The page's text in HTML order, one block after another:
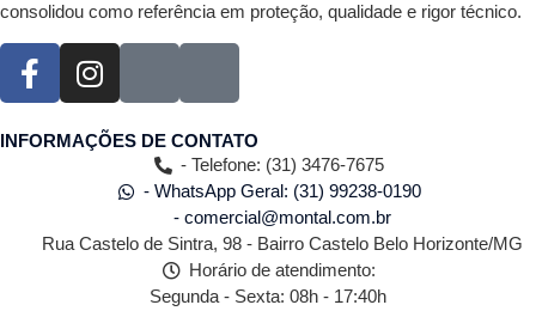
consolidou como referência em proteção, qualidade e rigor técnico.
INFORMAÇÕES DE CONTATO
- Telefone: (31) 3476-7675
- WhatsApp Geral: (31) 99238-0190
- comercial@montal.com.br
Rua Castelo de Sintra, 98 - Bairro Castelo Belo Horizonte/MG
Horário de atendimento:
Segunda - Sexta: 08h - 17:40h